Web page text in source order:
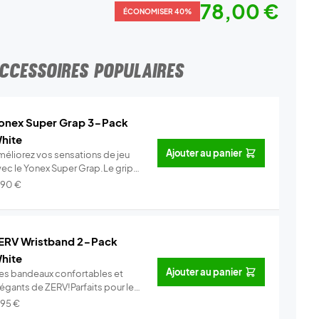
ÉCONOMISER 40% 78,00 €
POPULAIRES
Super Grap 3-Pack
vos sensations de jeu
le Yonex Super Grap.Le grip
Info
€
Ajouter au panier
Wristband 2-Pack
bandeaux confortables et
de ZERV!Parfaits pour le
Info
€
Ajouter au panier